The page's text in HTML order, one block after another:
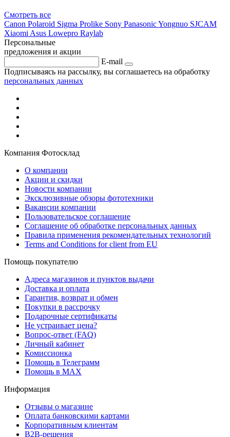
Смотреть все
Canon Polaroid Sigma Prolike Sony PanasonicYongnuo SJCAM
Xiaomi Asus Lowepro Raylab
Персональные
предложения и акции
E-mail
Подписываясь на рассылку, вы соглашаетесь на обработку
персональных данных
Компания Фотосклад
О компании
Акции и скидки
Новости компании
Эксклюзивные обзоры фототехники
Вакансии компании
Пользовательское соглашение
Соглашение об обработке персональных данных
Правила применения рекомендательных технологий
Terms and Conditions for client from EU
Помощь покупателю
Адреса магазинов и пунктов выдачи
Доставка и оплата
Гарантия, возврат и обмен
Покупки в рассрочку
Подарочные сертификаты
Не устраивает цена?
Вопрос-ответ (FAQ)
Личный кабинет
Комиссионка
Помощь в Телеграмм
Помощь в MAX
Информация
Отзывы о магазине
Оплата банковскими картами
Корпоративным клиентам
B2B-решения